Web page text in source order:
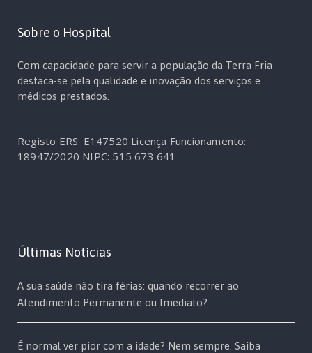
Sobre o Hospital
Com capacidade para servir a população da Terra Fria
destaca-se pela qualidade e inovação dos serviços e
médicos prestados.
Registo ERS: E147520 Licença Funcionamento:
18947/2020 NIPC: 515 673 641
Últimas Notícias
A sua saúde não tira férias: quando recorrer ao
Atendimento Permanente ou Imediato?
É normal ver pior com a idade? Nem sempre. Saiba